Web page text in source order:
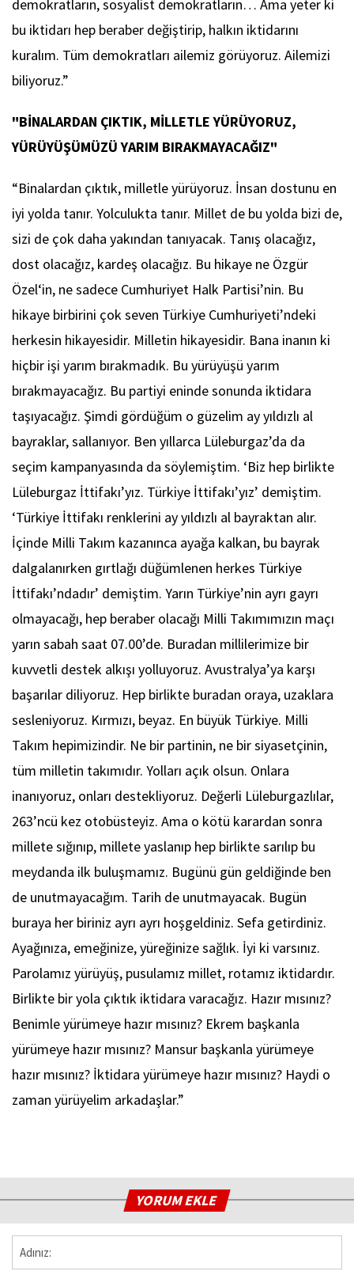
demokratların, sosyalist demokratların… Ama yeter ki
bu iktidarı hep beraber değiştirip, halkın iktidarını
kuralım. Tüm demokratları ailemiz görüyoruz. Ailemizi
biliyoruz.”
"BİNALARDAN ÇIKTIK, MİLLETLE YÜRÜYORUZ,
YÜRÜYÜŞÜMÜZÜ YARIM BIRAKMAYACAĞIZ"
“Binalardan çıktık, milletle yürüyoruz. İnsan dostunu en
iyi yolda tanır. Yolculukta tanır. Millet de bu yolda bizi de,
sizi de çok daha yakından tanıyacak. Tanış olacağız,
dost olacağız, kardeş olacağız. Bu hikaye ne Özgür
Özel‘in, ne sadece Cumhuriyet Halk Partisi’nin. Bu
hikaye birbirini çok seven Türkiye Cumhuriyeti’ndeki
herkesin hikayesidir. Milletin hikayesidir. Bana inanın ki
hiçbir işi yarım bırakmadık. Bu yürüyüşü yarım
bırakmayacağız. Bu partiyi eninde sonunda iktidara
taşıyacağız. Şimdi gördüğüm o güzelim ay yıldızlı al
bayraklar, sallanıyor. Ben yıllarca Lüleburgaz’da da
seçim kampanyasında da söylemiştim. ‘Biz hep birlikte
Lüleburgaz İttifakı’yız. Türkiye İttifakı’yız’ demiştim.
‘Türkiye İttifakı renklerini ay yıldızlı al bayraktan alır.
İçinde Milli Takım kazanınca ayağa kalkan, bu bayrak
dalgalanırken gırtlağı düğümlenen herkes Türkiye
İttifakı’ndadır’ demiştim. Yarın Türkiye’nin ayrı gayrı
olmayacağı, hep beraber olacağı Milli Takımımızın maçı
yarın sabah saat 07.00’de. Buradan millilerimize bir
kuvvetli destek alkışı yolluyoruz. Avustralya’ya karşı
başarılar diliyoruz. Hep birlikte buradan oraya, uzaklara
sesleniyoruz. Kırmızı, beyaz. En büyük Türkiye. Milli
Takım hepimizindir. Ne bir partinin, ne bir siyasetçinin,
tüm milletin takımıdır. Yolları açık olsun. Onlara
inanıyoruz, onları destekliyoruz. Değerli Lüleburgazlılar,
263’ncü kez otobüsteyiz. Ama o kötü karardan sonra
millete sığınıp, millete yaslanıp hep birlikte sarılıp bu
meydanda ilk buluşmamız. Bugünü gün geldiğinde ben
de unutmayacağım. Tarih de unutmayacak. Bugün
buraya her biriniz ayrı ayrı hoşgeldiniz. Sefa getirdiniz.
Ayağınıza, emeğinize, yüreğinize sağlık. İyi ki varsınız.
Parolamız yürüyüş, pusulamız millet, rotamız iktidardır.
Birlikte bir yola çıktık iktidara varacağız. Hazır mısınız?
Benimle yürümeye hazır mısınız? Ekrem başkanla
yürümeye hazır mısınız? Mansur başkanla yürümeye
hazır mısınız? İktidara yürümeye hazır mısınız? Haydi o
zaman yürüyelim arkadaşlar.”
YORUM EKLE